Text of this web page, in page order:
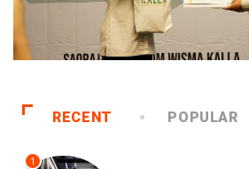
RECENT POPULAR
1